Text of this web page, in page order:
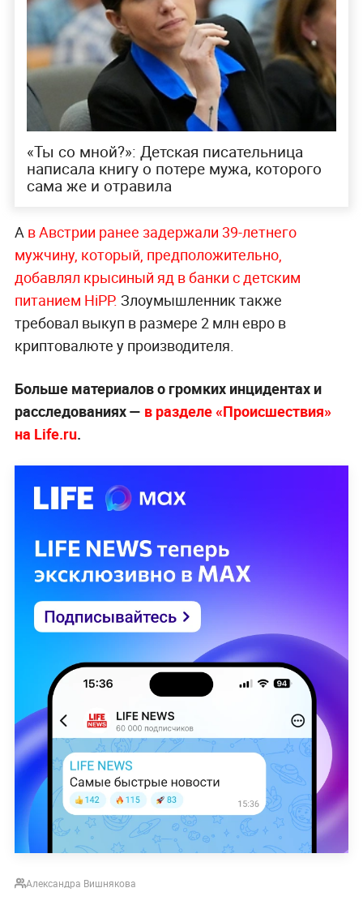
«Ты со мной?»: Детская писательница
написала книгу о потере мужа, которого
сама же и отравила
А в Австрии ранее задержали 39-летнего
мужчину, который, предположительно,
добавлял крысиный яд в банки с детским
питанием HiPP. Злоумышленник также
требовал выкуп в размере 2 млн евро в
криптовалюте у производителя.
Больше материалов о громких инцидентах и
расследованиях — в разделе «Происшествия»
на Life.ru.
Александра Вишнякова